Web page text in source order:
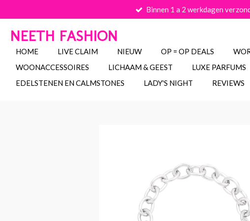
direct
naar
de
hoofdinhoud
Binnen 1 a 2 werkdagen
NEETH FASHION
HOME LIVE CLAIM NIEUW OP = OP DEALS
WOONACCESSOIRES
LICHAAM & GEEST LUXE PARFUMS
EDELSTENEN EN CALMSTONES
LADY'S NIGHT REVIEWS